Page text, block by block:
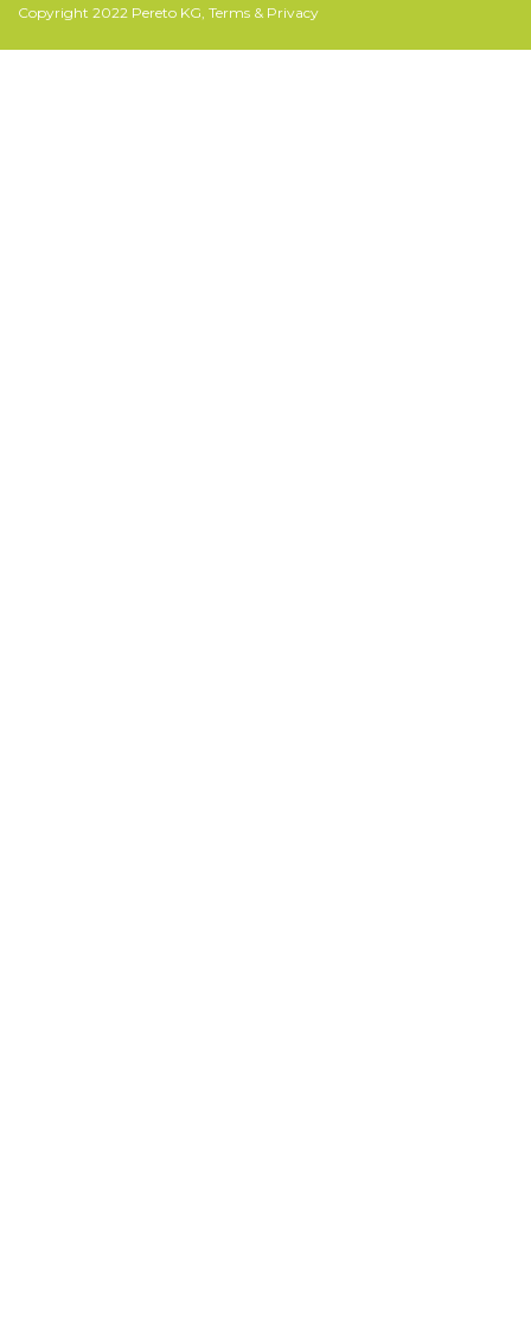
Copyright 2022 Pereto KG, Terms & Privacy